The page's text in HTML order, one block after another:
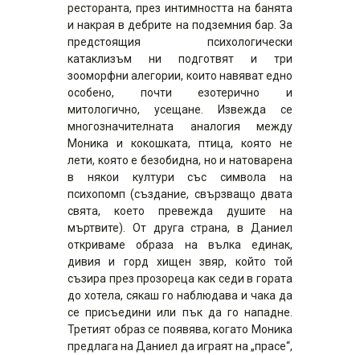
ресторанта, през интимността на банята
и накрая в дебрите на подземния бар. За
предстоящия психологически
катаклизъм ни подготвят и три
зооморфни алегории, които навяват едно
особено, почти езотерично и
митологично, усещане. Извежда се
многозначителната аналогия между
Моника и кокошката, птица, която не
лети, която е безобидна, но и натоварена
в някои култури със символа на
психопомп (създание, свързващо двата
свята, което превежда душите на
мъртвите). От друга страна, в Даниел
откриваме образа на вълка единак,
дивия и горд хищен звяр, който той
съзира през прозореца как седи в гората
до хотела, сякаш го наблюдава и чака да
се присъедини или пък да го нападне.
Третият образ се появява, когато Моника
предлага на Даниел да играят на „прасе“,